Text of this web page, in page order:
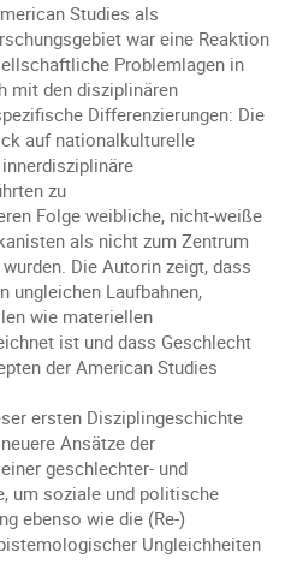
Studies als
war eine Reaktion
Problemlagen in
mit den disziplinären
Differenzierungen: Die
auf nationalkulturelle
zu
Folge weibliche, nicht-weiße
als nicht zum Zentrum
Die Autorin zeigt, dass
ungleichen Laufbahnen,
wie materiellen
ist und dass Geschlecht
der American Studies
ersten Disziplingeschichte
Ansätze der
geschlechter- und
um soziale und politische
ebenso wie die (Re-)
Ungleichheiten